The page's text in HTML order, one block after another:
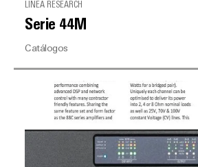
LINEA RESEARCH
Serie 44M
Catálogos